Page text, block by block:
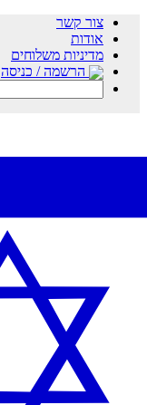
צור קשר
אודות
מדיניות משלוחים
הרשמה / כניסה